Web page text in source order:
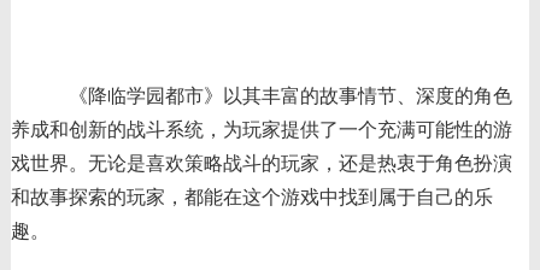
《降临学园都市》以其丰富的故事情节、深度的角色
养成和创新的战斗系统，为玩家提供了一个充满可能性的游
戏世界。无论是喜欢策略战斗的玩家，还是热衷于角色扮演
和故事探索的玩家，都能在这个游戏中找到属于自己的乐
趣。